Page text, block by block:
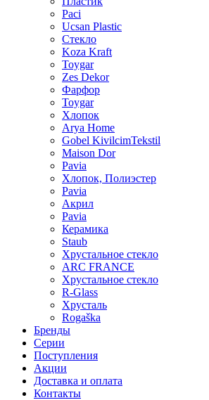
Paci
Ucsan Plastic
Стекло
Koza Kraft
Toygar
Zes Dekor
Фарфор
Toygar
Хлопок
Arya Home
Gobel KivilcimTekstil
Maison Dor
Pavia
Хлопок, Полиэстер
Pavia
Акрил
Pavia
Керамика
Staub
Хрустальное стекло
ARC FRANCE
Хрустальное стекло
R-Glass
Хрусталь
Rogaška
Бренды
Серии
Поступления
Акции
Доставка и оплата
Контакты